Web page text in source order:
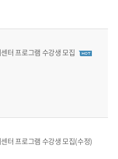
터 프로그램 수강생 모집
터 프로그램 수강생 모집(수정)